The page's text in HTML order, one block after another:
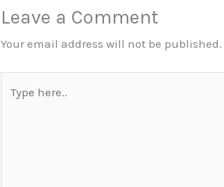
Leave a Comment
Your email address will not be published.
here..